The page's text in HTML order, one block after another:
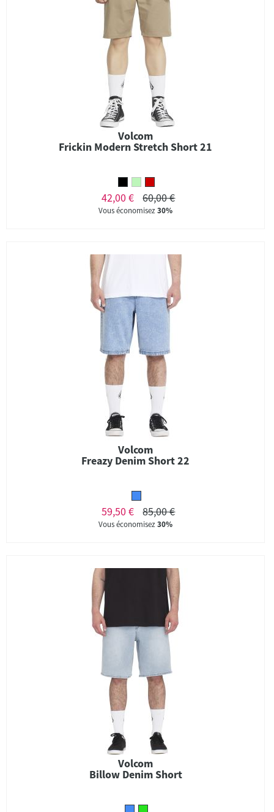
Volcom
Frickin Modern Stretch Short 21
42,00 € 60,00 €
Vous économisez30%
Volcom
Freazy Denim Short 22
59,50 € 85,00 €
Vous économisez30%
Volcom
Billow Denim Short